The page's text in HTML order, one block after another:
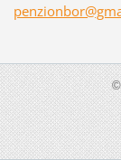
penzionb
©